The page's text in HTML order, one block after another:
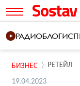
РАДИОБЛОГИ
БИЗНЕС РЕТЕЙЛ
19.04.2023